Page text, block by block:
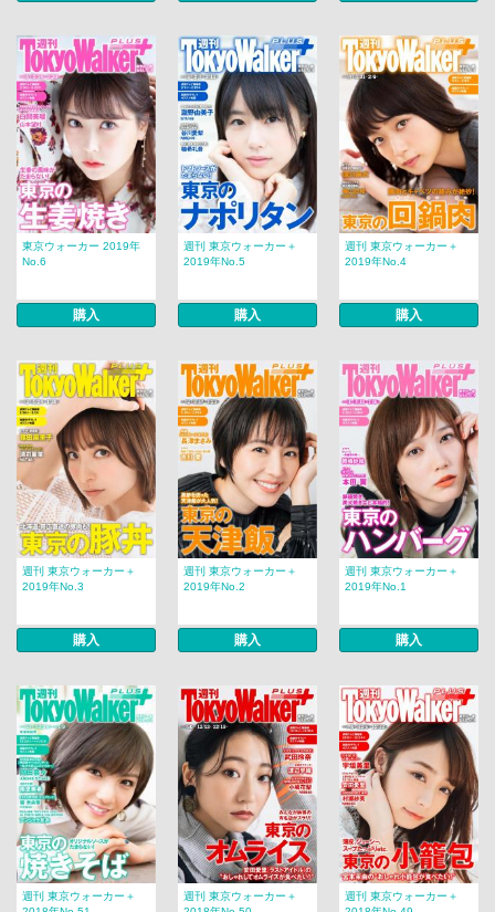
東京ウォーカー 2019年
No.6
購入
週刊 東京ウォーカー＋
2019年No.5
購入
週刊 東京ウォーカー＋
2019年No.4
購入
週刊 東京ウォーカー＋
2019年No.3
購入
週刊 東京ウォーカー＋
2019年No.2
購入
週刊 東京ウォーカー＋
2019年No.1
購入
週刊 東京ウォーカー＋
週刊 東京ウォーカー＋
週刊 東京ウォーカー＋